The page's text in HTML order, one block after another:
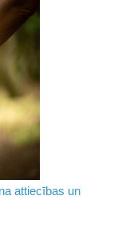
attiecības un